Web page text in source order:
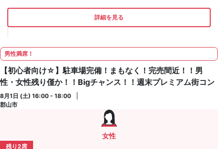
詳細を見る
男性満席！
【初心者向け☆】駐車場完備！まもなく！完売間近！！男
性・女性残り僅か！！Bigチャンス！！週末プレミアム街コン
8月1日 (土) 16:00 - 18:00
郡山市
女性
残り2席